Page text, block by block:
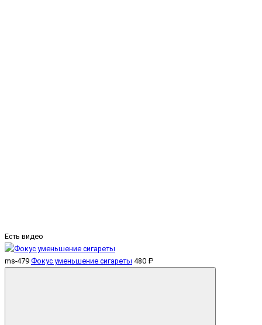
Есть видео
ms-479 Фокус уменьшение сигареты 480 ₽